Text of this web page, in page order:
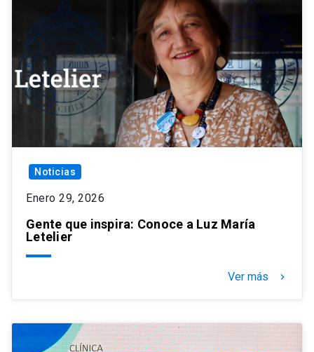
Noticias
Enero 29, 2026
Gente que inspira: Conoce a Luz María
Letelier
Ver más keyboard_arrow_right